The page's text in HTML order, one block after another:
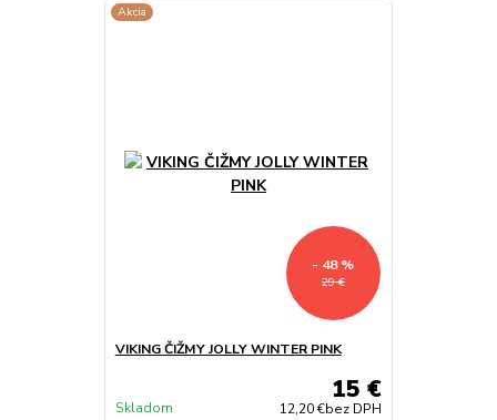
Akcia
29 €
- 48 %
VIKING ČIŽMY JOLLY WINTER PINK
15 €
12,20 €bez DPH
Skladom